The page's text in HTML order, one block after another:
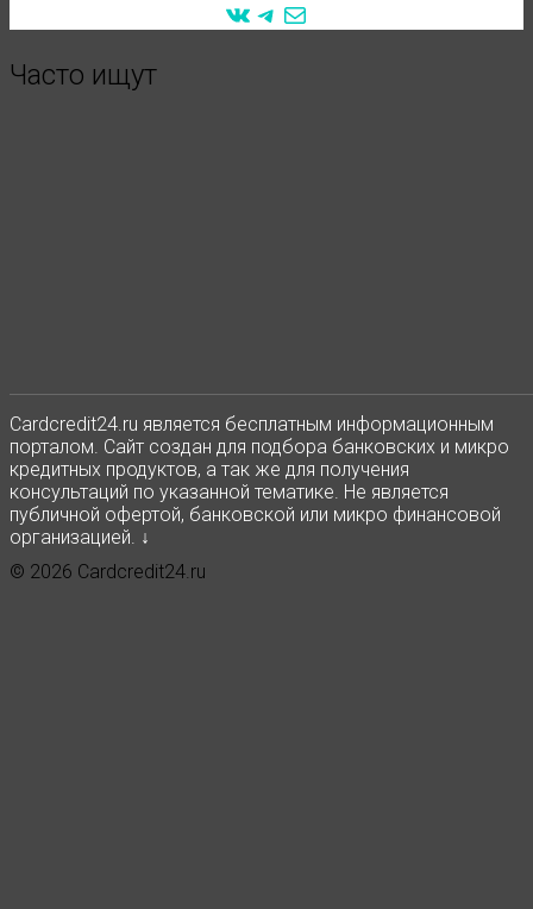
VKTelegram
Mail
Часто ищут
Сardcredit24.ru является бесплатным информационным
порталом. Сайт создан для подбора банковских и микро
кредитных продуктов, а так же для получения
консультаций по указанной тематике. Не является
публичной офертой, банковской или микро финансовой
организацией. ↓
© 2026 Cardcredit24.ru